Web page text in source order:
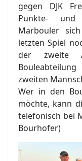
gegen DJK
Punkte- und
Marbouler
letzten Spiel
der zweite
zweiten
Wer in den
möchte, kann
telefonisch bei
Bourhofer)